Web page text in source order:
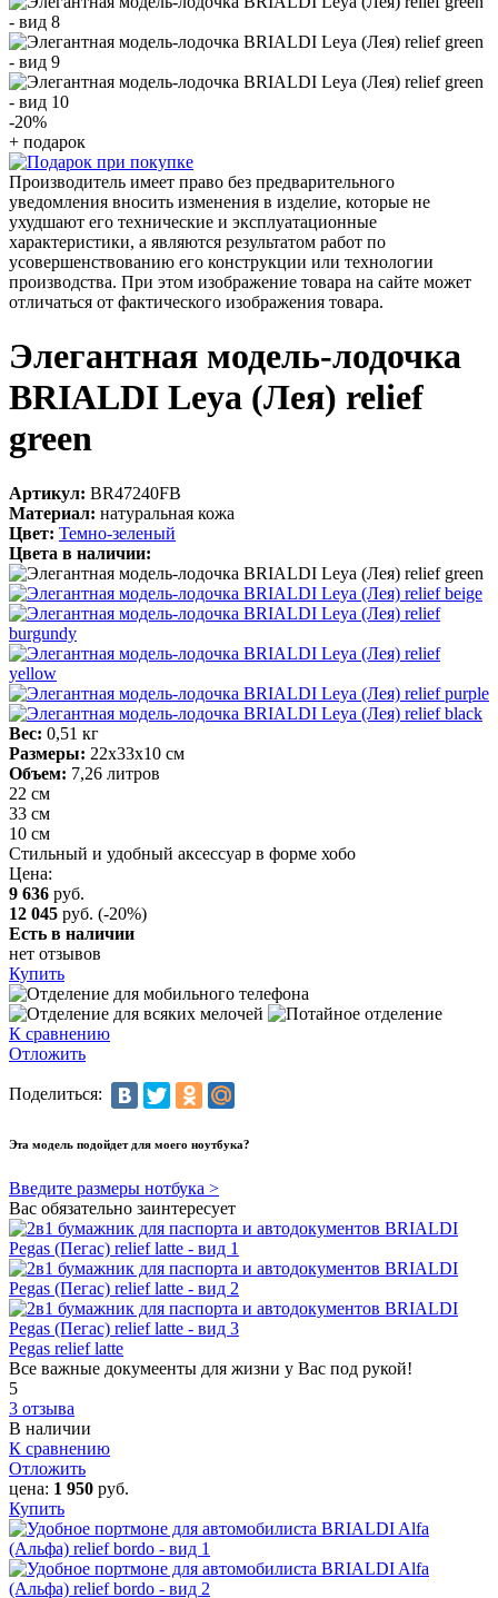
-20%
+ подарок
Производитель имеет право без предварительного
уведомления вносить изменения в изделие, которые не
ухудшают его технические и эксплуатационные
характеристики, а являются результатом работ по
усовершенствованию его конструкции или технологии
производства. При этом изображение товара на сайте может
отличаться от фактического изображения товара.
Элегантная модель-лодочка
BRIALDI Leya (Лея) relief
green
Артикул: BR47240FB
Материал: натуральная кожа
Цвет: Темно-зеленый
Цвета в наличии:
Вес: 0,51 кг
Размеры: 22х33х10 см
Объем: 7,26 литров
22 см
33 см
10 см
Стильный и удобный аксессуар в форме хобо
Цена:
9 636 руб.
12 045 руб. (-20%)
Есть в наличии
нет отзывов
Купить
К сравнению
Отложить
Поделиться:
Эта модель подойдет для моего ноутбука?
Введите размеры нотбука >
Вас обязательно заинтересует
Pegas relief latte
Все важные докумеенты для жизни у Вас под рукой!
5
3 отзыва
В наличии
К сравнению
Отложить
цена: 1 950 руб.
Купить